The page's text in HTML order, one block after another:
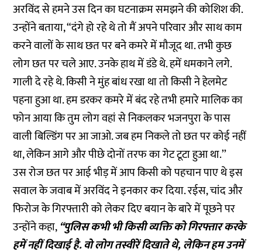
अरविंद से हमने उस दिन का घटनाक्रम समझने की कोशिश की.
उन्होंने बताया, “दंगे हो रहे थे तो मैं अपने परिवार और साथ काम
करने वालों के साथ छत पर बने कमरे में मौजूद था. तभी कुछ
लोग छत पर चले आए. उनके हाथ में डंडे थे. हमें धमकाने लगे.
गाली दे रहे थे. किसी ने मुंह बांध रखा था तो किसी ने हेलमेट
पहना हुआ था. हम डरकर कमरे में बंद रहे तभी हमारे मालिक का
फोन आया कि तुम लोग वहां से निकलकर भजनपुरा के पास
वाली बिल्डिंग पर आ जाओ. जब हम निकले तो छत पर कोई नहीं
था, लेकिन आगे और पीछे दोनों तरफ का गेट टूटा हुआ था.’’
उस रोज छत पर आई भीड़ में आप किसी को पहचान पाए थे इस
सवाल के जवाब में अरविंद ने इनकार कर दिया. रईस, चांद और
फिरोज के गिरफ्तारी को लेकर दिए बयान के बारे में पूछने पर
उन्होंने कहा,‘‘पुलिस कभी भी किसी व्यक्ति को गिरफ्तार करके
हमें नहीं दिखाई है. वो लोग तस्वीरें दिखाते थे, लेकिन हम उनमें